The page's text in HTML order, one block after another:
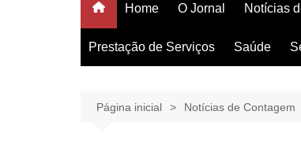
Home O Jornal Notícias
Prestação de Serviços Saúde
Página inicial Notícias de Contagem